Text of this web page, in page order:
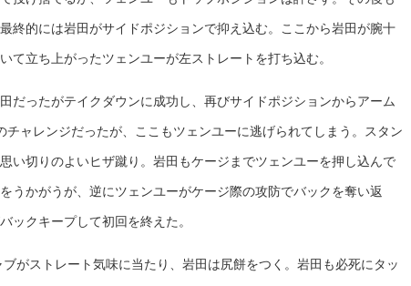
終的には岩田がサイドポジションで抑え込む。ここから岩田が腕十
て立ち上がったツェンユーが左ストレートを打ち込む。
だったがテイクダウンに成功し、再びサイドポジションからアーム
ャレンジだったが、ここもツェンユーに逃げられてしまう。スタン
い切りのよいヒザ蹴り。岩田もケージまでツェンユーを押し込んで
うかがうが、逆にツェンユーがケージ際の攻防でバックを奪い返
ックキープして初回を終えた。
がストレート気味に当たり、岩田は尻餅をつく。岩田も必死にタッ